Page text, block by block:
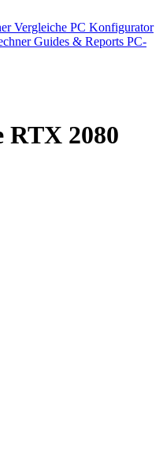
Vergleiche PC Konfigurator
Guides & Reports PC-
2080